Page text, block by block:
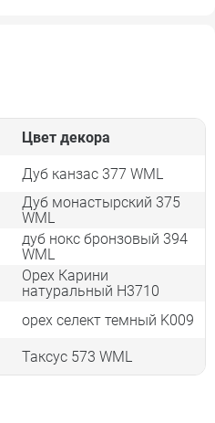
Цвет декора
Дуб канзас 377 WML
Дуб монастырский 375
WML
дуб нокс бронзовый 394
WML
Орех Карини
натуральный Н3710
орех селект темный K009
Таксус 573 WML